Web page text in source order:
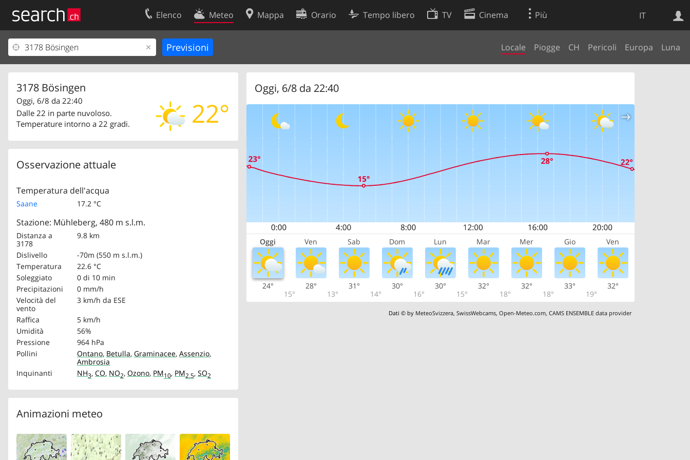
IT
Elenco Meteo Mappa Orario Tempo libero TV Cinema Più
Locale Piogge CH Pericoli Europa Luna
3178 Bösingen
22°
Oggi, 6/8 da 22:40
Dalle 22 in parte nuvoloso.
Temperature intorno a 22 gradi.
Osservazione attuale
Temperatura dell'acqua
Saane 17.2 °C
Stazione: Mühleberg, 480 m s.l.m.
Distanza a
3178
9.8 km
Dislivello
-70m (550 m s.l.m.)
Temperatura
22.6 °C
Soleggiato
0 di 10 min
Precipitazioni
0 mm/h
Velocità del
vento
3 km/h da ESE
Raffica
5 km/h
Umidità
56%
Pressione
964 hPa
Pollini
Ontano, Betulla, Graminacee, Assenzio,
Ambrosia
Inquinanti
NH3, CO, NO2, Ozono, PM10, PM2.5, SO2
Animazioni meteo
Oggi, 6/8 da 22:40
Oggi Ven Sab Dom Lun Mar Mer Gio Ven
24°
15°
28°
13°
31°
14°
30°
16°
30°
15°
32°
18°
32°
18°
33°
19°
32°
Dati © by MeteoSvizzera,SwissWebcams,Open-Meteo.com,CAMS ENSEMBLE data provider
Ricerca Web
Il vostro profolio
Area clienti
Contatti
Condizioni d’uso
Preferenze cookie